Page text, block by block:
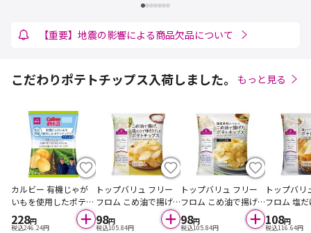
【重要】地震の影響による商品欠品について
【お知らせ】一部配送エリア（離島）のお届け時間に
こだわりポテトチップス入荷しました。 もっと見る
カルビー 有機じゃが
いもを使用したポテト
チップス 50g
228円
税込246.24円
トップバリュ フリー
フロム こめ油で揚げ、
塩だけで味付けしたポ
テトチップス 40g
98円
税込105.84円
トップバリュ フリー
フロム こめ油で揚げ
たポテトチップス の
りしお味 40g
98円
税込105.84円
トップバリ
フロム 塩
けしたポテ
60g
108円
税込116.64円